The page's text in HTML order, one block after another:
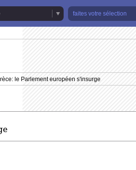
faites votre sélection
le Parlement européen s'insurge